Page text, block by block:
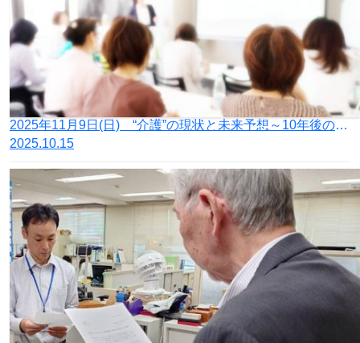
2025年11月9日(日) “介護”の現状と未来予想～10年後のあるべき姿をみすえて～セミナー（「幸福実現党 介護保険制度のあり方を根本的に見直す連絡会議」発足記念セミナー）を開催します ＠名古屋市中村区
2025.10.15